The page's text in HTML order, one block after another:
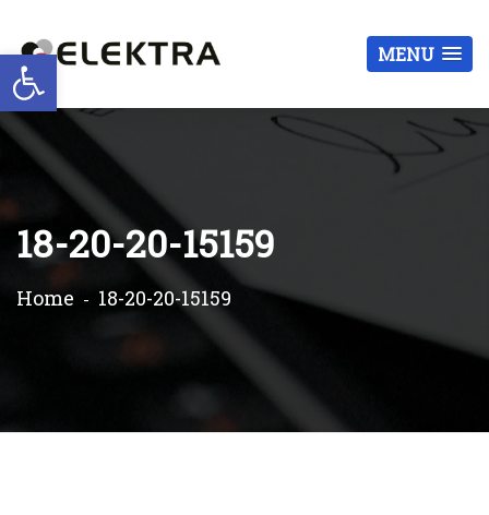
Otwórz pasek narzędzi MENU
18-20-20-15159
Home 18-20-20-15159